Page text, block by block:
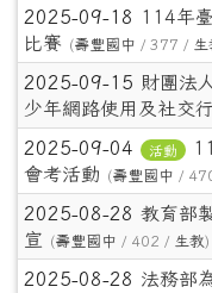
2025-09-18
114年
比賽
(壽豐國中 / 377 / 生
2025-09-15 財團法
少年網路使用及社交
2025-09-04 活動
會考活動
(壽豐國中 /
2025-08-28 教育部
宣
(壽豐國中 / 402 / 生教)
2025-08-28 法務部